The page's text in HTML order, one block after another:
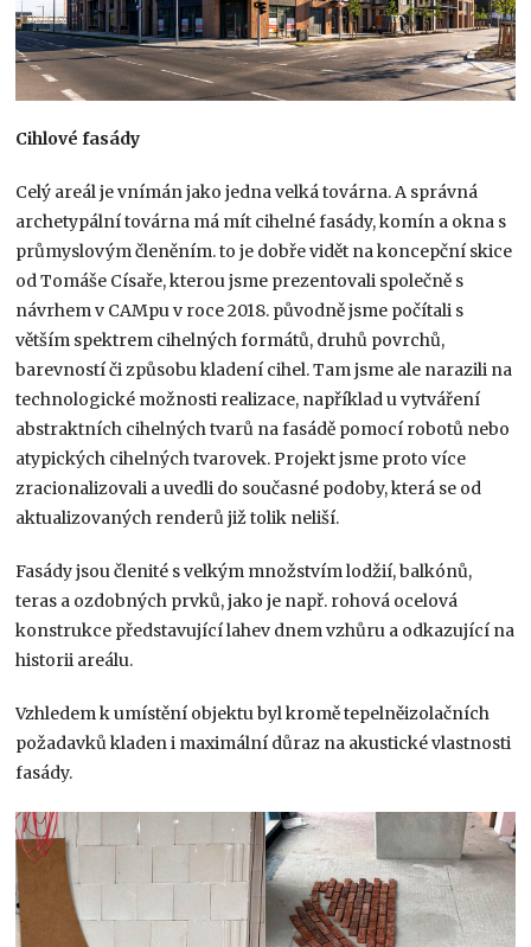
Cihlové fasády
Celý areál je vnímán jako jedna velká továrna. A správná
archetypální továrna má mít cihelné fasády, komín a okna s
průmyslovým členěním. to je dobře vidět na koncepční skice
od Tomáše Císaře, kterou jsme prezentovali společně s
návrhem v CAMpu v roce 2018. původně jsme počítali s
větším spektrem cihelných formátů, druhů povrchů,
barevností či způsobu kladení cihel. Tam jsme ale narazili na
technologické možnosti realizace, například u vytváření
abstraktních cihelných tvarů na fasádě pomocí robotů nebo
atypických cihelných tvarovek. Projekt jsme proto více
zracionalizovali a uvedli do současné podoby, která se od
aktualizovaných renderů již tolik neliší.
Fasády jsou členité s velkým množstvím lodžií, balkónů,
teras a ozdobných prvků, jako je např. rohová ocelová
konstrukce představující lahev dnem vzhůru a odkazující na
historii areálu.
Vzhledem k umístění objektu byl kromě tepelněizolačních
požadavků kladen i maximální důraz na akustické vlastnosti
fasády.